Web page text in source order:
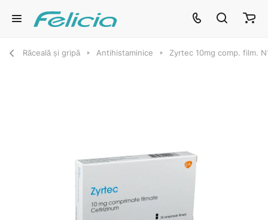
Răceală și gripă Antihistaminice Zyrtec 10mg comp. film.